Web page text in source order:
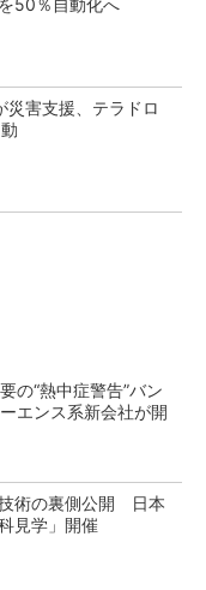
50％自動化へ
害支援、テラドロ
の“熱中症警告”バン
ーエンス系新会社が開
術の裏側公開 日本
見学」開催